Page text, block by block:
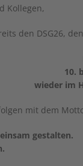
Kollegen,
den DSG26, den
10.
wieder im
mit dem
gestalten.